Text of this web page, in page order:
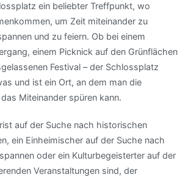
ein beliebter Treffpunkt, wo
um Zeit miteinander zu
und zu feiern. Ob bei einem
einem Picknick auf den Grünflächen
Festival – der Schlossplatz
und ist ein Ort, an dem man die
Miteinander spüren kann.
auf der Suche nach historischen
ein Einheimischer auf der Suche nach
oder ein Kulturbegeisterter auf der
Veranstaltungen sind, der